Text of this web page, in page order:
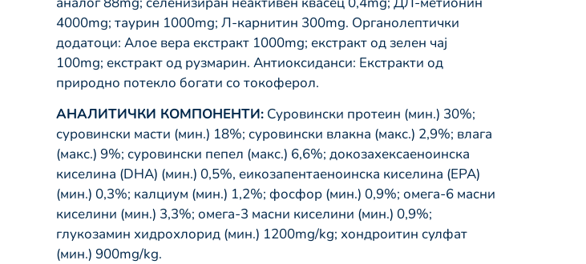
4000mg; таурин 1000mg; Л-карнитин 300mg. Органолептички
додатоци: Алое вера екстракт 1000mg; екстракт од зелен чај
100mg; екстракт од рузмарин. Антиоксиданси: Екстракти од
природно потекло богати со токоферол.
АНАЛИТИЧКИ КОМПОНЕНТИ:Суровински протеин (мин.) 30%;
суровински масти (мин.) 18%; суровински влакна (макс.) 2,9%; влага
(макс.) 9%; суровински пепел (макс.) 6,6%; докозахексаеноинска
киселина (DHA) (мин.) 0,5%, еикозапентаеноинска киселина (EPA)
(мин.) 0,3%; калциум (мин.) 1,2%; фосфор (мин.) 0,9%; омега-6 масни
киселини (мин.) 3,3%; омега-3 масни киселини (мин.) 0,9%;
глукозамин хидрохлорид (мин.) 1200mg/kg; хондроитин сулфат
(мин.) 900mg/kg.